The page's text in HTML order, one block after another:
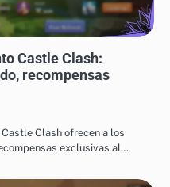
Castle Clash:
recompensas
Clash ofrecen a los
exclusivas al…